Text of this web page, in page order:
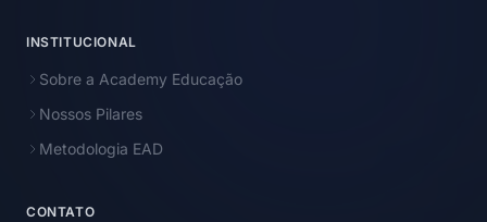
INSTITUCIONAL
Sobre a Academy Educação
Nossos Pilares
Metodologia EAD
CONTATO